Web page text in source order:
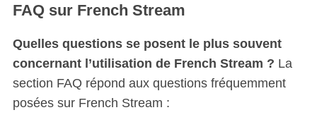
FAQ sur French Stream
Quelles questions se posent le plus souvent
concernant l’utilisation de French Stream ? La
section FAQ répond aux questions fréquemment
posées sur French Stream :